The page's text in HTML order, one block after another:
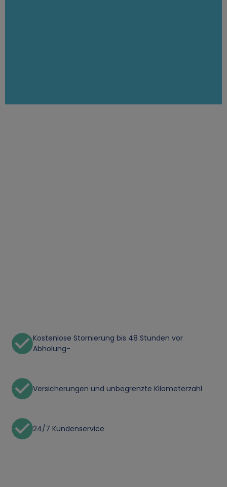
Kostenlose Stornierung bis 48 Stunden vor
Abholung-
Versicherungen und unbegrenzte Kilometerzahl
24/7 Kundenservice